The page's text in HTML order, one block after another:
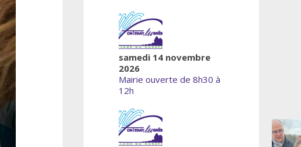
samedi 14 novembre
2026
Mairie ouverte de 8h30 à
12h